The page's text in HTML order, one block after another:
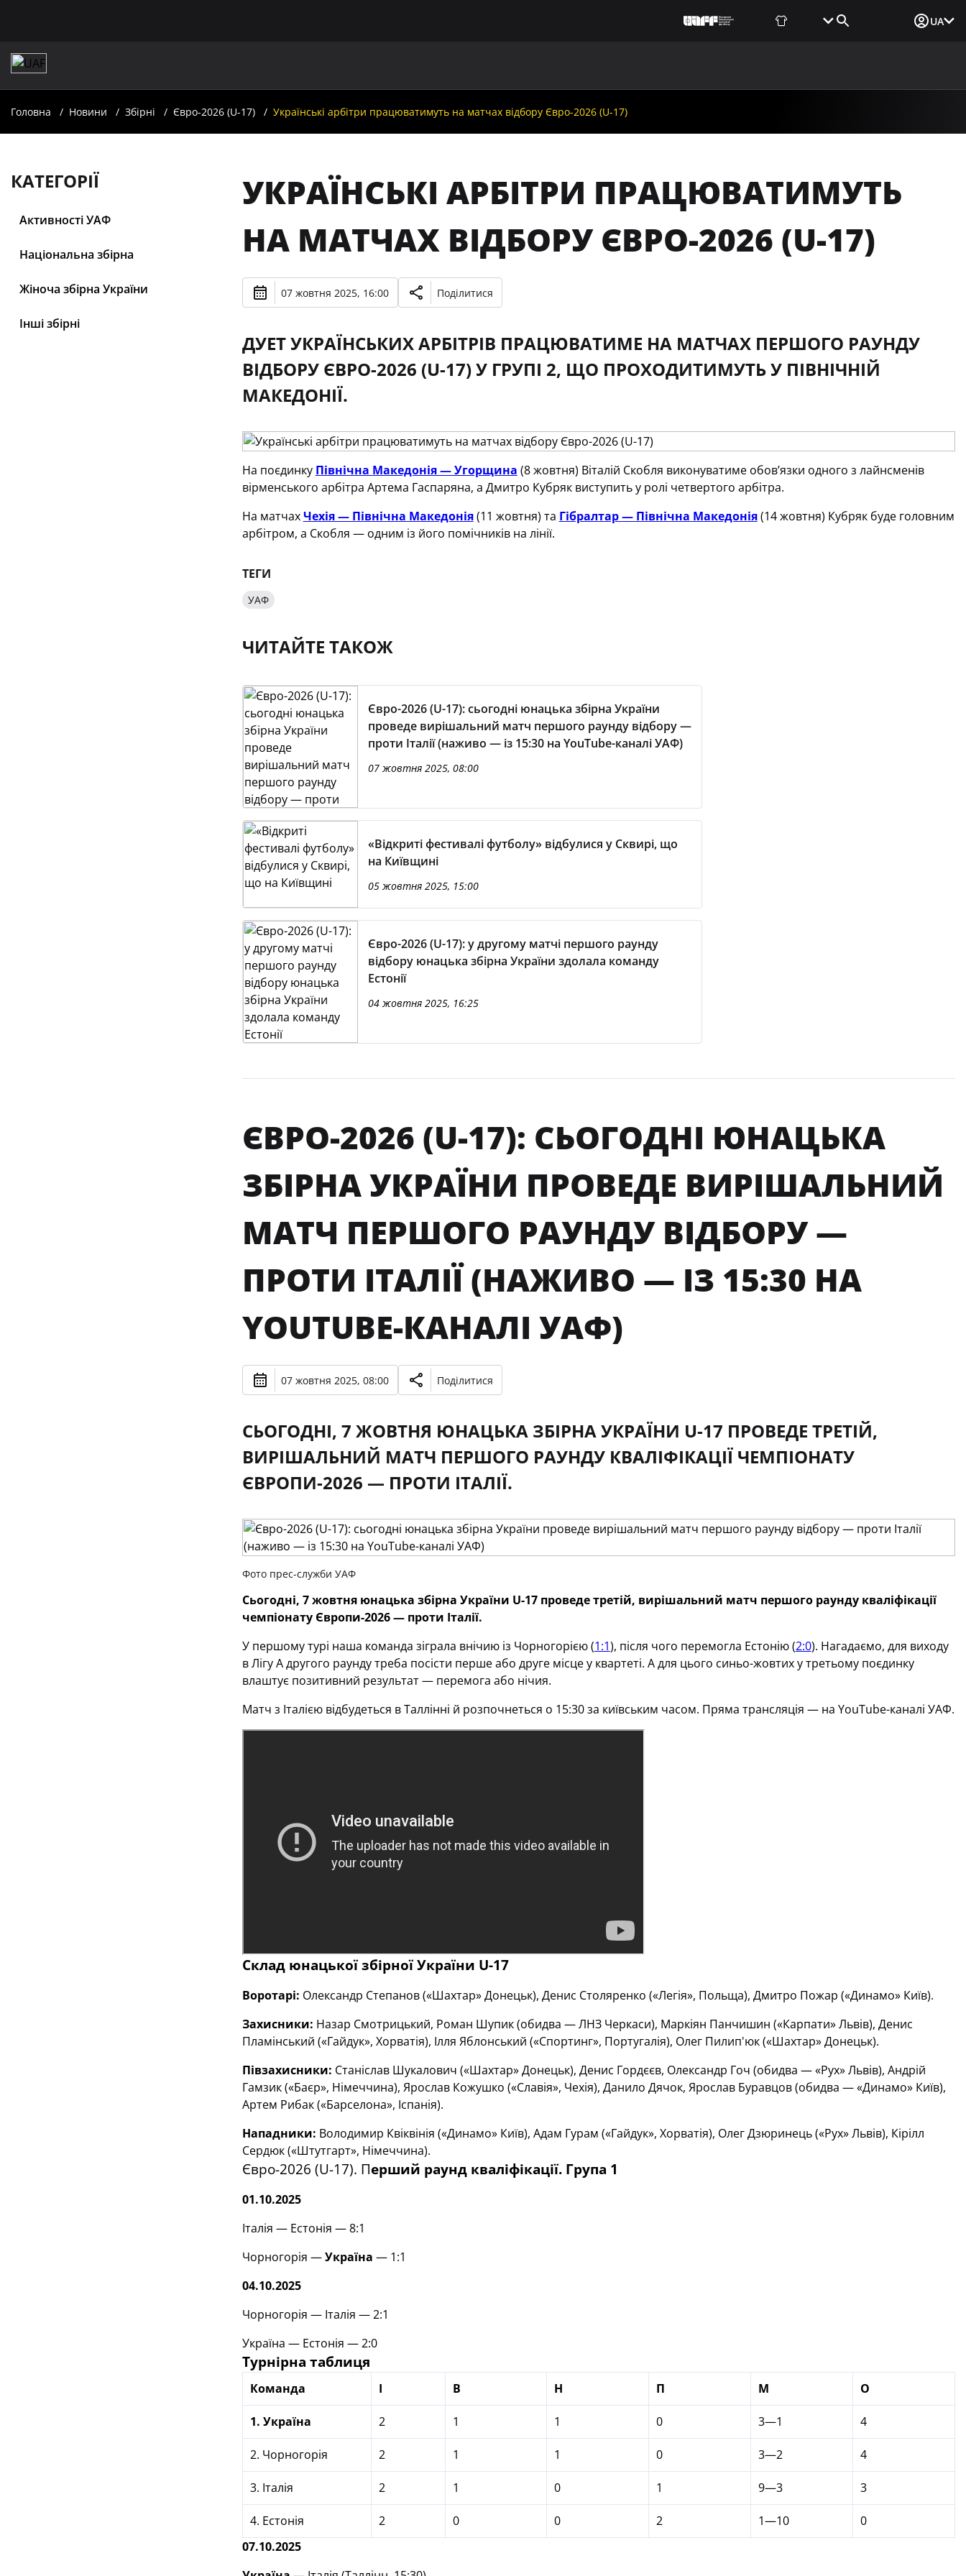
UA
Головна Новини Збірні Євро-2026 (U-17) Українські арбітри працюватимуть на матчах відбору Євро-2026 (U-17)
КАТЕГОРІЇ
Активності УАФ
Національна збірна
Жіноча збірна України
Інші збірні
УКРАЇНСЬКІ АРБІТРИ ПРАЦЮВАТИМУТЬ
НА МАТЧАХ ВІДБОРУ ЄВРО-2026 (U-17)
07 жовтня 2025, 16:00 Поділитися
ДУЕТ УКРАЇНСЬКИХ АРБІТРІВ ПРАЦЮВАТИМЕ НА МАТЧАХ ПЕРШОГО РАУНДУ
ВІДБОРУ ЄВРО-2026 (U-17) У ГРУПІ 2, ЩО ПРОХОДИТИМУТЬ У ПІВНІЧНІЙ
МАКЕДОНІЇ.
На поєдинку Північна Македонія — Угорщина (8 жовтня) Віталій Скобля виконуватиме обов’язки одного з лайнсменів
вірменського арбітра Артема Гаспаряна, а Дмитро Кубряк виступить у ролі четвертого арбітра.
На матчахЧехія — Північна Македонія(11 жовтня) та Гібралтар — Північна Македонія(14 жовтня) Кубряк буде головним
арбітром, а Скобля — одним із його помічників на лінії.
ТЕГИ
УАФ
ЧИТАЙТЕ ТАКОЖ
Євро-2026 (U-17): сьогодні юнацька збірна України
проведе вирішальний матч першого раунду відбору —
проти Італії (наживо — із 15:30 на YouTube-каналі УАФ)
07 жовтня 2025, 08:00
«Відкриті фестивалі футболу» відбулися у Сквирі, що
на Київщині
05 жовтня 2025, 15:00
Євро-2026 (U-17): у другому матчі першого раунду
відбору юнацька збірна України здолала команду
Естонії
04 жовтня 2025, 16:25
ЄВРО-2026 (U-17): СЬОГОДНІ ЮНАЦЬКА
ЗБІРНА УКРАЇНИ ПРОВЕДЕ ВИРІШАЛЬНИЙ
МАТЧ ПЕРШОГО РАУНДУ ВІДБОРУ —
ПРОТИ ІТАЛІЇ (НАЖИВО — ІЗ 15:30 НА
YOUTUBE-КАНАЛІ УАФ)
07 жовтня 2025, 08:00 Поділитися
СЬОГОДНІ, 7 ЖОВТНЯ ЮНАЦЬКА ЗБІРНА УКРАЇНИ U-17 ПРОВЕДЕ ТРЕТІЙ,
ВИРІШАЛЬНИЙ МАТЧ ПЕРШОГО РАУНДУ КВАЛІФІКАЦІЇ ЧЕМПІОНАТУ
ЄВРОПИ-2026 — ПРОТИ ІТАЛІЇ.
Фото прес-служби УАФ
Сьогодні, 7 жовтня юнацька збірна України U-17 проведе третій, вирішальний матч першого раунду кваліфікації
чемпіонату Європи-2026 — проти Італії.
У першому турі наша команда зіграла внічию із Чорногорією (1:1), після чого перемогла Естонію (2:0). Нагадаємо, для виходу
в Лігу А другого раунду треба посісти перше або друге місце у квартеті. А для цього синьо-жовтих у третьому поєдинку
влаштує позитивний результат — перемога або нічия.
Матч з Італією відбудеться в Таллінні й розпочнеться о 15:30 за київським часом. Пряма трансляція — на YouTube-каналі УАФ.
Склад юнацької збірної України U-17
Воротарі: Олександр Степанов («Шахтар» Донецьк), Денис Столяренко («Легія», Польща), Дмитро Пожар («Динамо» Київ).
Захисники: Назар Смотрицький, Роман Шупик (обидва — ЛНЗ Черкаси), Маркіян Панчишин («Карпати» Львів), Денис
Пламінський («Гайдук», Хорватія), Ілля Яблонський («Спортинг», Португалія), Олег Пилип'юк («Шахтар» Донецьк).
Півзахисники: Станіслав Шукалович («Шахтар» Донецьк), Денис Гордєєв, Олександр Гоч (обидва — «Рух» Львів), Андрій
Гамзик («Баєр», Німеччина), Ярослав Кожушко («Славія», Чехія), Данило Дячок, Ярослав Буравцов (обидва — «Динамо» Київ),
Артем Рибак («Барселона», Іспанія).
Нападники: Володимир Квіквінія («Динамо» Київ), Адам Гурам («Гайдук», Хорватія), Олег Дзюринець («Рух» Львів), Кірілл
Сердюк («Штутгарт», Німеччина).
Євро-2026 (U-17). Перший раунд кваліфікації. Група 1
01.10.2025
Італія — Естонія — 8:1
Чорногорія —Україна — 1:1
04.10.2025
Чорногорія — Італія — 2:1
Україна — Естонія — 2:0
Турнірна таблиця
Команда І В Н П М О
1. Україна 2 1 1 0 3—1 4
2. Чорногорія 2 1 1 0 3—2 4
3. Італія 2 1 0 1 9—3 3
4. Естонія 2 0 0 2 1—10
0
07.10.2025